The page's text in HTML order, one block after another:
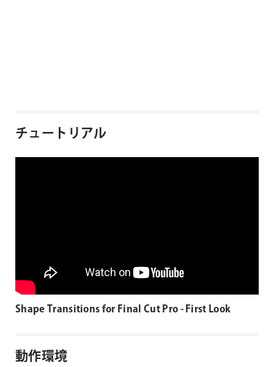
チュートリアル
Shape Transitions for Final Cut Pro - First Look
動作環境